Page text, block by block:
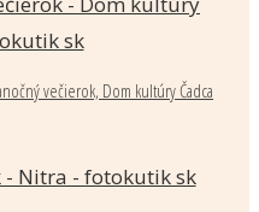
večierok, Dom kultúry Čadca